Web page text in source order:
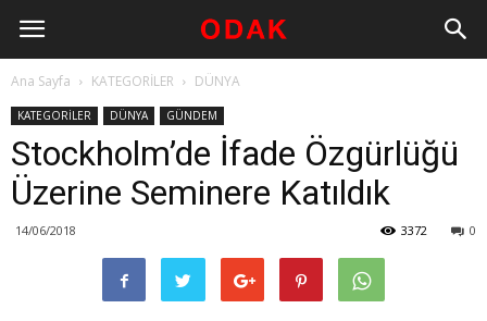
Ana Sayfa KATEGORİLER DÜNYA
KATEGORİLER DÜNYA GÜNDEM
Stockholm’de İfade Özgürlüğü
Üzerine Seminere Katıldık
14/06/2018 0
3372